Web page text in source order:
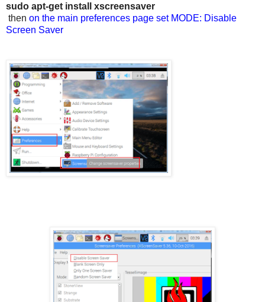
sudo apt-get install xscreensaver
then on the main preferences page set MODE: Disable
Screen Saver